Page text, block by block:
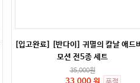
[입고완료] [반다이] 귀멸의 칼날 애드
모션 전5종 세트
35,000원